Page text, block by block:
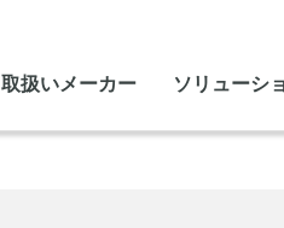
取扱いメーカー ソリューシ